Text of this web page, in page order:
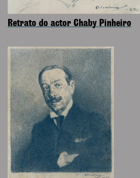
Retrato do actor Chaby Pinheiro